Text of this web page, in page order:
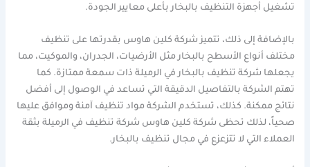
تشغيل أجهزة التنظيف بالبخار بأعلى معايير الجودة.
بالإضافة إلى ذلك، تتميز شركة كلين هاوس بقدرتها على تنظيف
مختلف أنواع الأسطح بالبخار مثل الأرضيات، الجدران، والموكيت، مما
يجعلها شركة تنظيف بالبخار في الرميلة ذات سمعة ممتازة. كما
تهتم الشركة بالتفاصيل الدقيقة التي تساعد في الوصول إلى أفضل
نتائج ممكنة. كذلك، تستخدم الشركة مواد تنظيف آمنة وموافق عليها
صحياً، لذلك تحظى شركة كلين هاوس شركة تنظيف في الرميلة بثقة
العملاء التي لا تتزعزع في مجال تنظيف بالبخار.